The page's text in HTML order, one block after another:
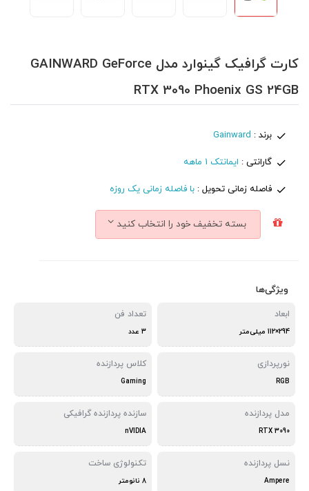
کارت گرافیک گینوارد مدل GAINWARD GeForce
RTX 3090 Phoenix GS 24GB
برند : Gainward
گارانتی : ایمانتک 1 ماهه
فاصله زمانی تحویل : با فاصله زمانی یک روزه
بسته تخفیف خود را انتخاب کنید
ویژگی‌ها
ابعاد
294×112 میلی‌متر
تعداد فن
3 عدد
نورپردازی
RGB
کلاس پردازنده
Gaming
مدل پردازنده
RTX 3090
سازنده پردازنده گرافیکی
nVIDIA
نسل پردازنده
Ampere
تکنولوژی ساخت
8 نانومتر